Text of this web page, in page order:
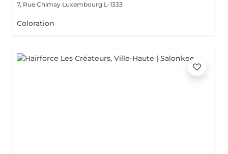
7, Rue Chimay Luxembourg L-1333
Coloration